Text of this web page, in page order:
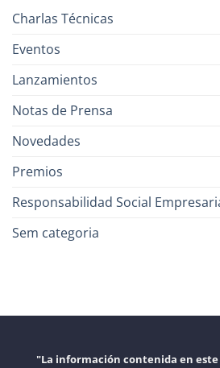
Charlas Técnicas
Eventos
Lanzamientos
Notas de Prensa
Novedades
Premios
Responsabilidad Social
Sem categoria
"La información contenida en